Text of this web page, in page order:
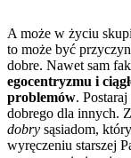
A może w życiu
to może być
dobre. Nawet sam
egocentryzmu i
problemów.
dobrego dla innych.
dobry sąsiadom,
wyręczeniu starszej